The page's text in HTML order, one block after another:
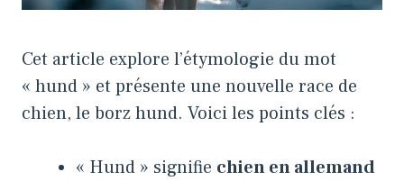
Cet article explore l’étymologie du mot
« hund » et présente une nouvelle race de
chien, le borz hund. Voici les points clés :
« Hund » signifie chien en allemand